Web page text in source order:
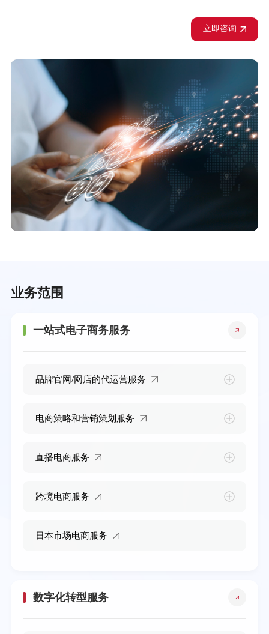
立即咨询
业务范围
一站式电子商务服务
品牌官网/网店的代运营服务
电商策略和营销策划服务
直播电商服务
跨境电商服务
日本市场电商服务
数字化转型服务